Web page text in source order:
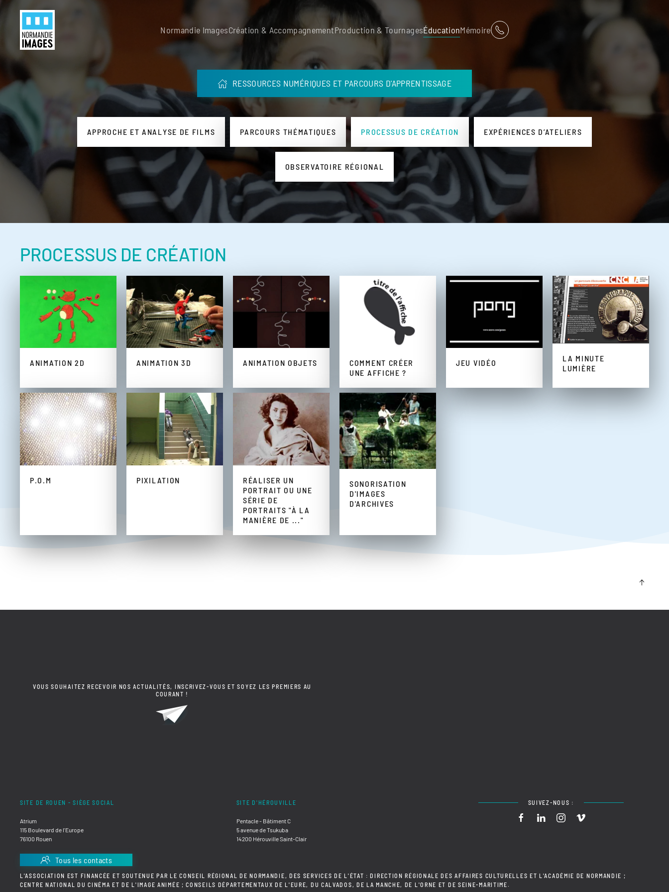
Skip to main content
Normandie ImagesCréation & AccompagnementProduction & TournagesÉducationMémoire
RESSOURCES NUMÉRIQUES ET PARCOURS D'APPRENTISSAGE
APPROCHE ET ANALYSE DE FILMS PARCOURS THÉMATIQUES PROCESSUS DE CRÉATION EXPÉRIENCES D’ATELIERS
OBSERVATOIRE RÉGIONAL
PROCESSUS DE CRÉATION
ANIMATION 2D ANIMATION 3D ANIMATION OBJETS
COMMENT CRÉER
UNE AFFICHE ?
JEU VIDÉO
LA MINUTE
LUMIÈRE
P.O.M PIXILATION
RÉALISER UN
PORTRAIT OU UNE
SÉRIE DE
PORTRAITS "À LA
MANIÈRE DE ..."
SONORISATION
D'IMAGES
D'ARCHIVES
VOUS SOUHAITEZ RECEVOIR NOS ACTUALITÉS, INSCRIVEZ-VOUS ET SOYEZ LES PREMIERS AU
COURANT !
SITE DE ROUEN - SIÈGE SOCIAL
Atrium
115 Boulevard de l'Europe
76100 Rouen
Tous les contacts
SITE D'HÉROUVILLE
Pentacle - Bâtiment C
5 avenue de Tsukuba
14200 Hérouville Saint-Clair
SUIVEZ-NOUS :
L'ASSOCIATION EST FINANCÉE ET SOUTENUE PAR LE CONSEIL RÉGIONAL DE NORMANDIE, DES SERVICES DE L'ÉTAT : DIRECTION RÉGIONALE DES AFFAIRES CULTURELLES ET L'ACADÉMIE DE NORMANDIE ;
CENTRE NATIONAL DU CINÉMA ET DE L'IMAGE ANIMÉE ; CONSEILS DÉPARTEMENTAUX DE L'EURE, DU CALVADOS, DE LA MANCHE, DE L'ORNE ET DE SEINE-MARITIME.
Panneau de gestion des cookies